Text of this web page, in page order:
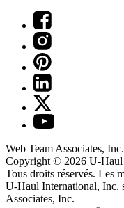
Web Team Associates,
Copyright © 2026 U-Haul
Tous droits réservés. Les
U-Haul International, Inc.
Associates, Inc.